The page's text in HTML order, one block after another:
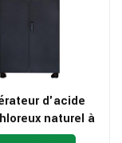
d'acide
naturel à
ppm pour la